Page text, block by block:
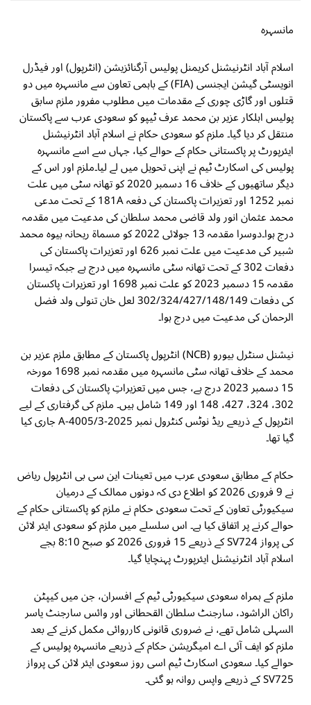
مانسہرہ
اسلام آباد انٹرنیشنل کریمنل پولیس آرگنائزیشن (انٹرپول) اور فیڈرل
انویسٹی گیشن ایجنسی (FIA) کے باہمی تعاون سے مانسہرہ میں دو
قتلوں اور گاڑی چوری کے مقدمات میں مطلوب مفرور ملزم سابق
پولیس اہلکار عزیر بن محمد عرف ٹیپو کو سعودی عرب سے پاکستان
منتقل کر دیا گیا۔ ملزم کو سعودی حکام نے اسلام آباد انٹرنیشنل
ایئرپورٹ پر پاکستانی حکام کے حوالے کیا، جہاں سے اسے مانسہرہ
پولیس کی اسکارٹ ٹیم نے اپنی تحویل میں لے لیا۔ملزم اور اس کے
دیگر ساتھیوں کے خلاف 16 دسمبر 2020 کو تھانہ سٹی میں علت
نمبر 1252 اور تعزیرات پاکستان کی دفعہ 181A کے تحت مدعی
محمد عثمان انور ولد قاضی محمد سلطان کی مدعیت میں مقدمہ
درج ہوا۔دوسرا مقدمہ 13 جولائی 2022 کو مسماة ریحانہ بیوہ محمد
شبیر کی مدعیت میں علت نمبر 626 اور تعزیرات پاکستان کی
دفعات 302 کے تحت تھانہ سٹی مانسہرہ میں درج ہے جبکہ تیسرا
مقدمہ 15 دسمبر 2023 کو علت نمبر 1698 اور تعزیرات پاکستان
کی دفعات 302/324/427/148/149 لعل خان تنولی ولد فضل
الرحمان کی مدعیت میں درج ہوا۔
نیشنل سنٹرل بیورو (NCB) انٹرپول پاکستان کے مطابق ملزم عزیر بن
محمد کے خلاف تھانہ سٹی مانسہرہ میں مقدمہ نمبر 1698 مورخہ
15 دسمبر 2023 درج ہے، جس میں تعزیراتِ پاکستان کی دفعات
302، 324، 427، 148 اور 149 شامل ہیں۔ ملزم کی گرفتاری کے لیے
انٹرپول کے ذریعے ریڈ نوٹس کنٹرول نمبر A-4005/3-2025 جاری کیا
گیا تھا۔
حکام کے مطابق سعودی عرب میں تعینات این سی بی انٹرپول ریاض
نے 9 فروری 2026 کو اطلاع دی کہ دونوں ممالک کے درمیان
سیکیورٹی تعاون کے تحت سعودی حکام نے ملزم کو پاکستانی حکام کے
حوالے کرنے پر اتفاق کیا ہے۔ اس سلسلے میں ملزم کو سعودی ایئر لائن
کی پرواز SV724 کے ذریعے 15 فروری 2026 کو صبح 8:10 بجے
اسلام آباد انٹرنیشنل ایئرپورٹ پہنچایا گیا۔
ملزم کے ہمراہ سعودی سیکیورٹی ٹیم کے افسران، جن میں کیپٹن
راکان الراشود، سارجنٹ سلطان القحطانی اور وائس سارجنٹ یاسر
السہلی شامل تھے، نے ضروری قانونی کارروائی مکمل کرنے کے بعد
ملزم کو ایف آئی اے امیگریشن حکام کے ذریعے مانسہرہ پولیس کے
حوالے کیا۔ سعودی اسکارٹ ٹیم اسی روز سعودی ایئر لائن کی پرواز
SV725 کے ذریعے واپس روانہ ہو گئی۔